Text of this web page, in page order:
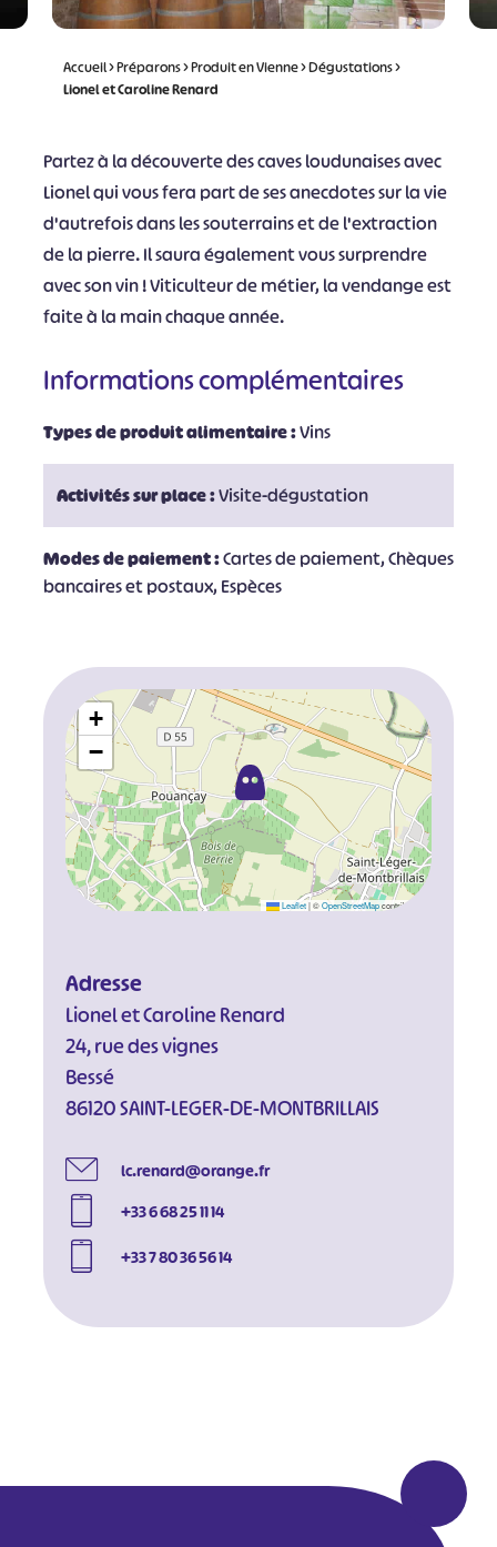
Accueil>Préparons>Produit en Vienne>Dégustations>
Lionel et Caroline Renard
Partez à la découverte des caves loudunaises avec
Lionel qui vous fera part de ses anecdotes sur la vie
d'autrefois dans les souterrains et de l'extraction
de la pierre. Il saura également vous surprendre
avec son vin ! Viticulteur de métier, la vendange est
faite à la main chaque année.
Informations complémentaires
Types de produit alimentaire :Vins
Activités sur place :Visite-dégustation
Modes de paiement :Cartes de paiement, Chèques
bancaires et postaux, Espèces
+
−
Leaflet |©OpenStreetMapcontributors
Adresse
Lionel et Caroline Renard
24, rue des vignes
Bessé
86120 SAINT-LEGER-DE-MONTBRILLAIS
lc.renard@orange.fr
+33 6 68 25 11 14
+33 7 80 36 56 14